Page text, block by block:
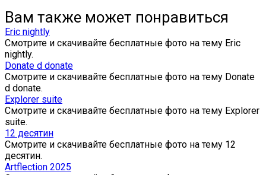
Вам также может понравиться
Eric nightly
Смотрите и скачивайте бесплатные фото на тему Eric
nightly.
Donate d donate
Смотрите и скачивайте бесплатные фото на тему Donate
d donate.
Explorer suite
Смотрите и скачивайте бесплатные фото на тему Explorer
suite.
12 десятин
Смотрите и скачивайте бесплатные фото на тему 12
десятин.
Artflection 2025